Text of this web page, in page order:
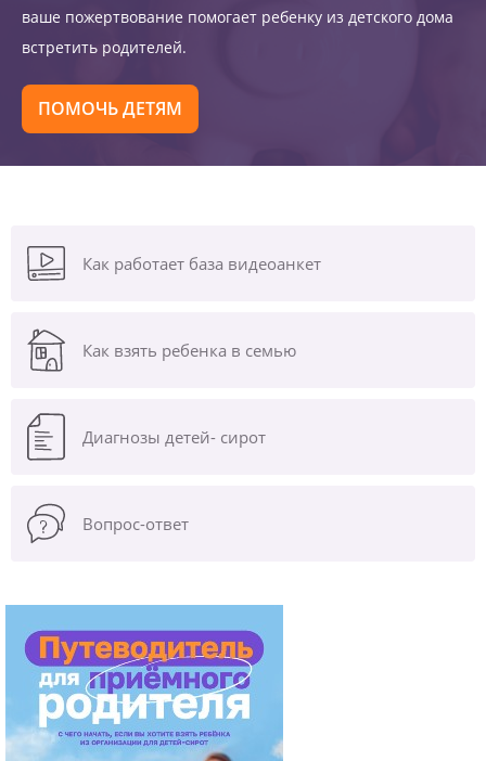
ваше пожертвование помогает ребенку из детского дома
встретить родителей.
ПОМОЧЬ ДЕТЯМ
Как работает база видеоанкет
Как взять ребенка в семью
Диагнозы детей- сирот
Вопрос-ответ